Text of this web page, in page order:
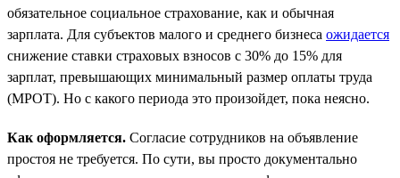
обязательное социальное страхование, как и обычная
зарплата. Для субъектов малого и среднего бизнеса ожидается
снижение ставки страховых взносов с 30% до 15% для
зарплат, превышающих минимальный размер оплаты труда
(МРОТ). Но с какого периода это произойдет, пока неясно.
Как оформляется. Согласие сотрудников на объявление
простоя не требуется. По сути, вы просто документально